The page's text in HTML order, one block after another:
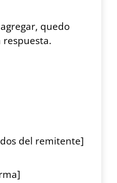
quedo
del remitente]